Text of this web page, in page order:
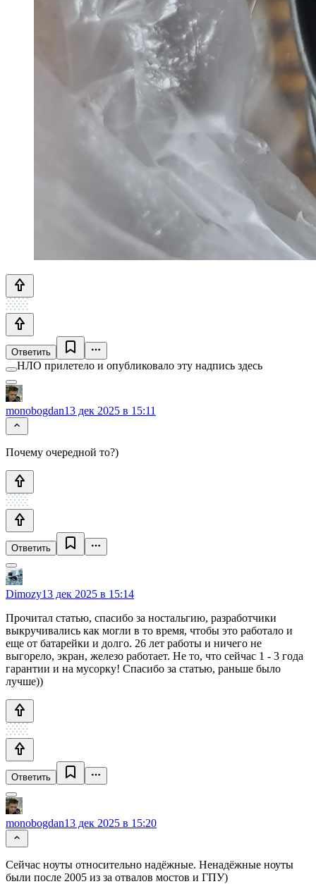
Ответить
НЛО прилетело и опубликовало эту надпись здесь
monobogdan13 дек 2025 в 15:11
Почему очередной то?)
Ответить
Dimozy13 дек 2025 в 15:14
Прочитал статью, спасибо за ностальгию, разработчики
выкручивались как могли в то время, чтобы это работало и
еще от батарейки и долго. 26 лет работы и ничего не
выгорело, экран, железо работает. Не то, что сейчас 1 - 3 года
гарантии и на мусорку! Спасибо за статью, раньше было
лучше))
Ответить
monobogdan13 дек 2025 в 15:20
Сейчас ноуты относительно надёжные. Ненадёжные ноуты
были после 2005 из за отвалов мостов и ГПУ)